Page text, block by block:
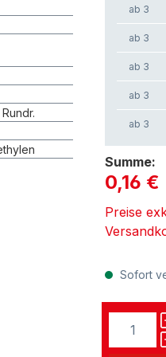
ab 3
ab 3
ab 3
ab 3
ab 3
Summe:
0,16 €
Preise
Sofort